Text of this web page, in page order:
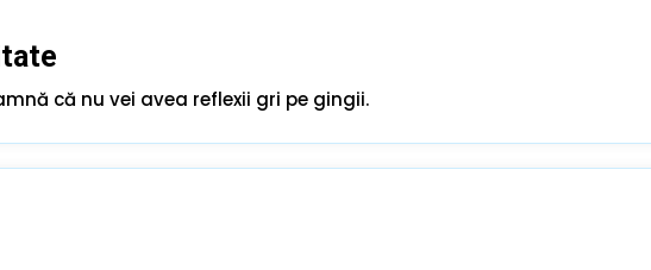
că nu vei avea reflexii gri pe gingii.